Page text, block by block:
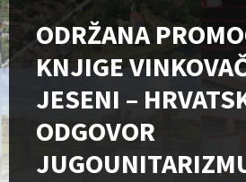
ODRŽANA
KNJIGE
JESENI –
ODGOVOR